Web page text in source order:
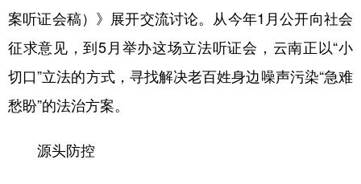
案听证会稿）》展开交流讨论。从今年1月公开向社会
征求意见，到5月举办这场立法听证会，云南正以“小
切口”立法的方式，寻找解决老百姓身边噪声污染“急难
愁盼”的法治方案。
源头防控